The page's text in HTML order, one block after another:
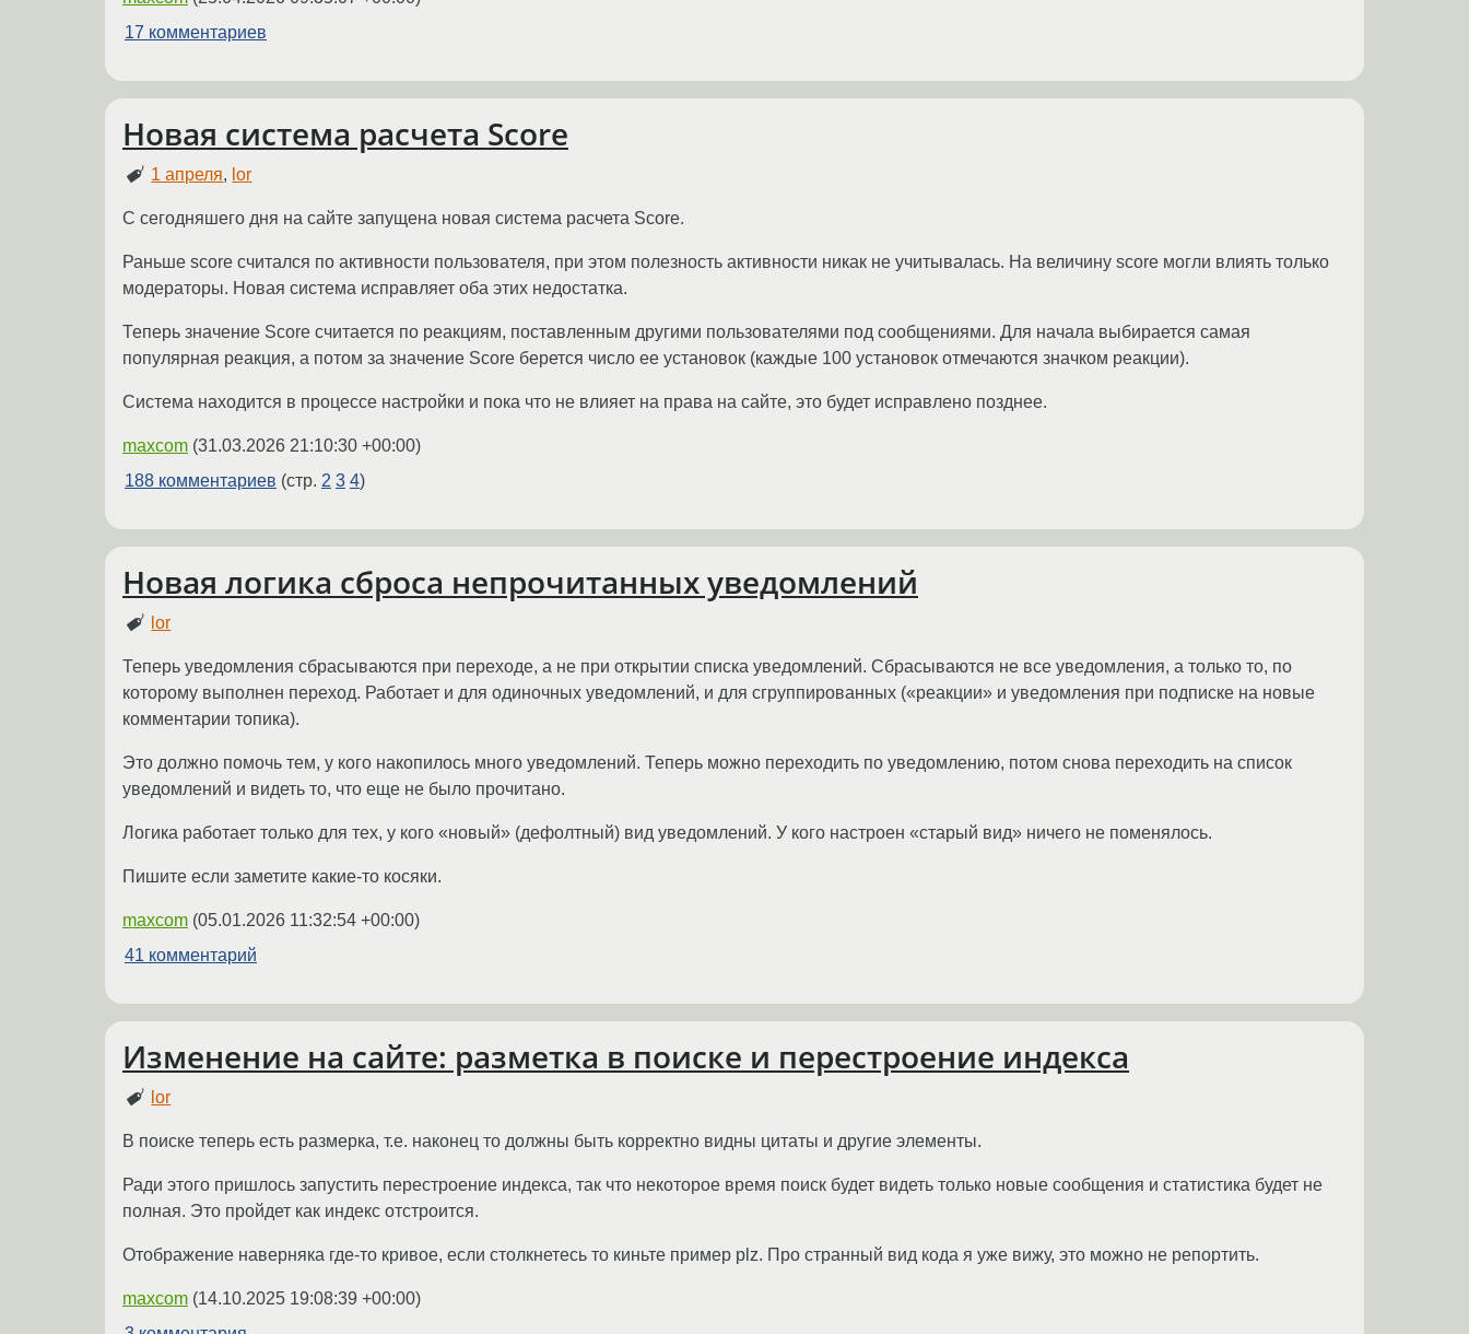
17 комментариев
Новая система расчета Score
1 апреля, lor
С сегодняшего дня на сайте запущена новая система расчета Score.
Раньше score считался по активности пользователя, при этом полезность активности никак не учитывалась. На величину score могли влиять только
модераторы. Новая система исправляет оба этих недостатка.
Теперь значение Score считается по реакциям, поставленным другими пользователями под сообщениями. Для начала выбирается самая
популярная реакция, а потом за значение Score берется число ее установок (каждые 100 установок отмечаются значком реакции).
Система находится в процессе настройки и пока что не влияет на права на сайте, это будет исправлено позднее.
maxcom (31.03.2026 21:10:30 +00:00)
188 комментариев (стр. 2 3 4)
Новая логика сброса непрочитанных уведомлений
lor
Теперь уведомления сбрасываются при переходе, а не при открытии списка уведомлений. Сбрасываются не все уведомления, а только то, по
которому выполнен переход. Работает и для одиночных уведомлений, и для сгруппированных («реакции» и уведомления при подписке на новые
комментарии топика).
Это должно помочь тем, у кого накопилось много уведомлений. Теперь можно переходить по уведомлению, потом снова переходить на список
уведомлений и видеть то, что еще не было прочитано.
Логика работает только для тех, у кого «новый» (дефолтный) вид уведомлений. У кого настроен «старый вид» ничего не поменялось.
Пишите если заметите какие-то косяки.
maxcom (05.01.2026 11:32:54 +00:00)
41 комментарий
Изменение на сайте: разметка в поиске и перестроение индекса
lor
В поиске теперь есть размерка, т.е. наконец то должны быть корректно видны цитаты и другие элементы.
Ради этого пришлось запустить перестроение индекса, так что некоторое время поиск будет видеть только новые сообщения и статистика будет не
полная. Это пройдет как индекс отстроится.
Отображение наверняка где-то кривое, если столкнетесь то киньте пример plz. Про странный вид кода я уже вижу, это можно не репортить.
maxcom (14.10.2025 19:08:39 +00:00)